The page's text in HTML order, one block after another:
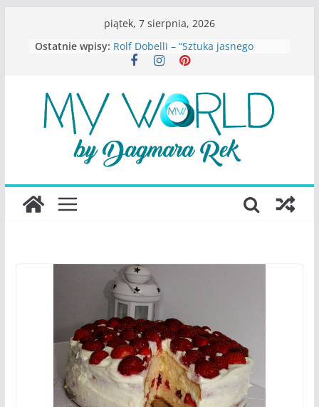
piątek, 7 sierpnia, 2026
Ostatnie wpisy: Rolf Dobelli – “Sztuka jasnego
myślenia”
Konstancina. Sekrety seksbiznesu”
Katarzyna Lewandowicz – Zanim
straciliśmy siebie
Judith Joseph – “Wysoko
funkcjonująca depresja”
S.Wynn-Williams – “Bezwzględni. O
największego portalu